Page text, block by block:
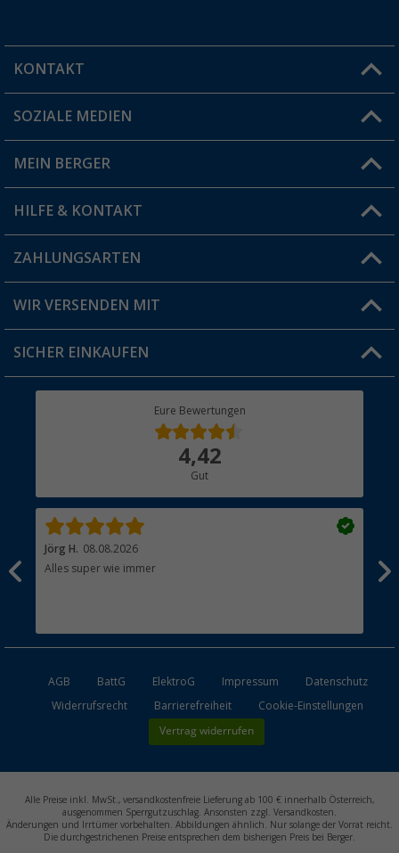
KONTAKT
Du hast eine Frage?
Filiale finden
SOZIALE MEDIEN
MEIN BERGER
Vorteilskarte
Blog
Jobs & Karriere
HILFE & KONTAKT
FAQ & Kontakt
Versandinformationen
Rücksendung
ZAHLUNGSARTEN
WIR VERSENDEN MIT
SICHER EINKAUFEN
Eure Bewertungen
4,42
Gut
Jörg H. 08.08.2026
Alles super wie immer
AGB BattG ElektroG Impressum
Datenschutz
Widerrufsrecht
Barrierefreiheit Cookie-Einstellungen
Vertrag widerrufen
Alle Preise inkl. MwSt., versandkostenfreie Lieferung ab 100 € innerhalb Österreich,
ausgenommen Sperrgutzuschlag. Ansonsten zzgl. Versandkosten.
Änderungen und Irrtümer vorbehalten. Abbildungen ähnlich. Nur solange der Vorrat reicht.
Die durchgestrichenen Preise entsprechen dem bisherigen Preis bei Berger.